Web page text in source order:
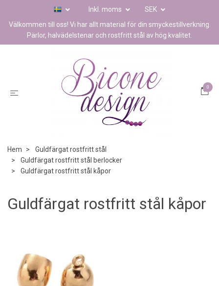
Inkl. moms
SEK
Välkommen till oss! Vi har allt material för din smyckestillverkning.
Pärlor, halvädelstenar och rostfritt stål av hög kvalitet.
0
Hem
Guldfärgat rostfritt stål
Guldfärgat rostfritt stål berlocker
Guldfärgat rostfritt stål kåpor
Guldfärgat rostfritt stål kåpor